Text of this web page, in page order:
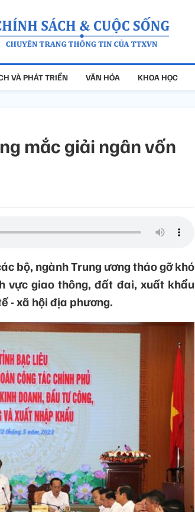
VÀ PHÁT TRIỂN VĂN HÓA KHOA HỌC
mắc giải ngân vốn
bộ, ngành Trung ương tháo gỡ khó
vực giao thông, đất đai, xuất khẩu
- xã hội địa phương.